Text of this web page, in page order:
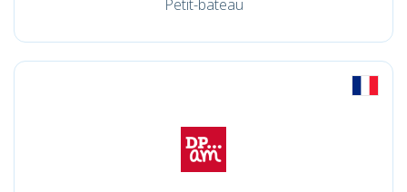
Petit-bateau